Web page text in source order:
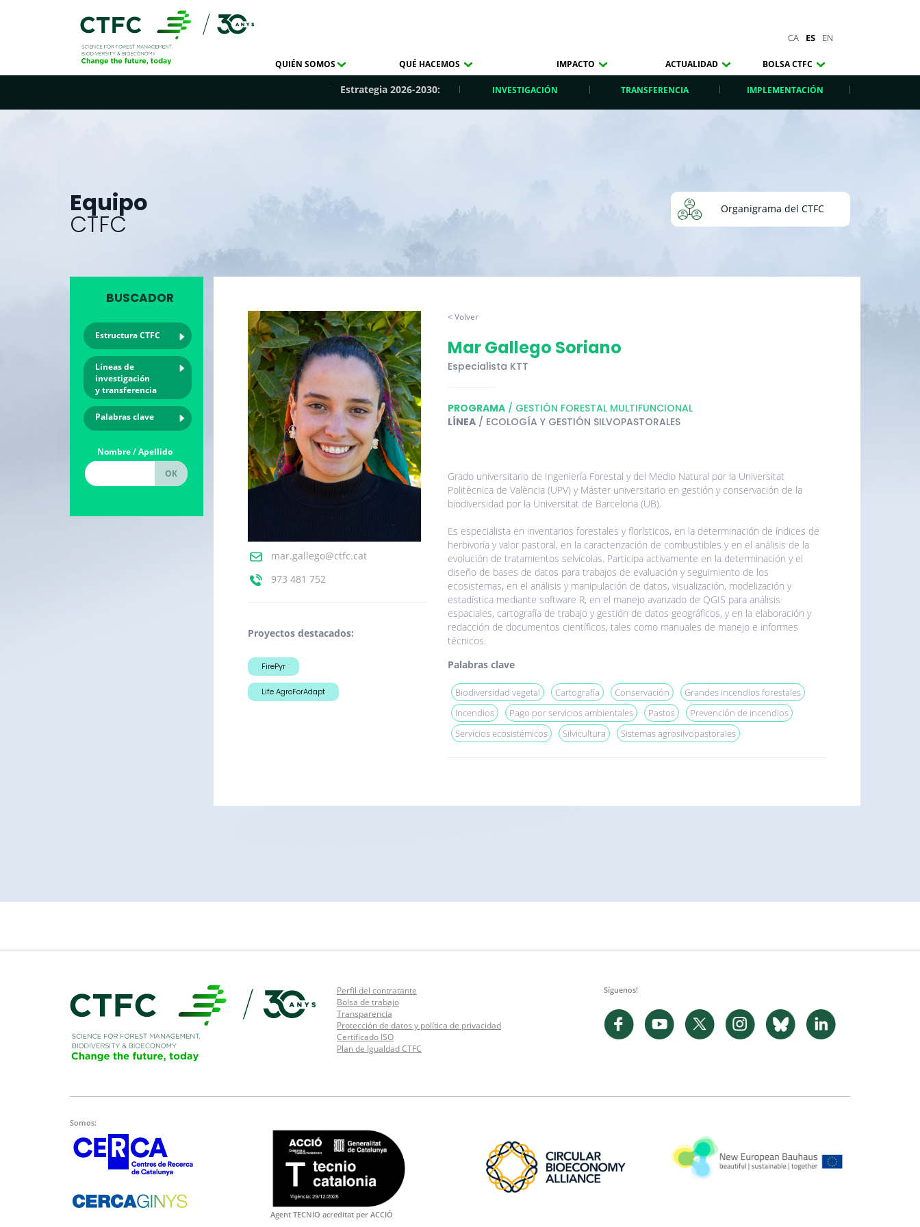
CA ES EN
QUIÉN SOMOS QUÉ HACEMOS IMPACTO ACTUALIDAD BOLSA CTFC
Estrategia 2026-2030: INVESTIGACIÓN TRANSFERENCIA IMPLEMENTACIÓN
Equipo
CTFC
Organigrama del CTFC
BUSCADOR
Estructura CTFC
Líneas de
investigación
y transferencia
Palabras clave
Nombre / Apellido
mar.gallego@ctfc.cat
973 481 752
Proyectos destacados:
FirePyr
Life AgroForAdapt
< Volver
Mar Gallego Soriano
Especialista KTT
PROGRAMA/ GESTIÓN FORESTAL MULTIFUNCIONAL
LÍNEA/ ECOLOGÍA Y GESTIÓN SILVOPASTORALES
Grado universitario de Ingeniería Forestal y del Medio Natural por la Universitat
Politècnica de València (UPV) y Máster universitario en gestión y conservación de la
biodiversidad por la Universitat de Barcelona (UB).
Es especialista en inventarios forestales y florísticos, en la determinación de índices de
herbivoría y valor pastoral, en la caracterización de combustibles y en el análisis de la
evolución de tratamientos selvícolas. Participa activamente en la determinación y el
diseño de bases de datos para trabajos de evaluación y seguimiento de los
ecosistemas, en el análisis y manipulación de datos, visualización, modelización y
estadística mediante software R, en el manejo avanzado de QGIS para análisis
espaciales, cartografía de trabajo y gestión de datos geográficos, y en la elaboración y
redacción de documentos científicos, tales como manuales de manejo e informes
técnicos.
Palabras clave
Biodiversidad vegetal Cartografía Conservación
Grandes incendios forestales
Incendios
Pago por servicios ambientales Pastos
Prevención de incendios
Servicios ecosistémicos
Silvicultura Sistemas agrosilvopastorales
Perfil del contratante
Bolsa de trabajo
Transparencia
Protección de datos y política de privacidad
Certificado ISO
Plan de Igualdad CTFC
Síguenos!
Somos:
Agent TECNIO acreditat per ACCIÓ